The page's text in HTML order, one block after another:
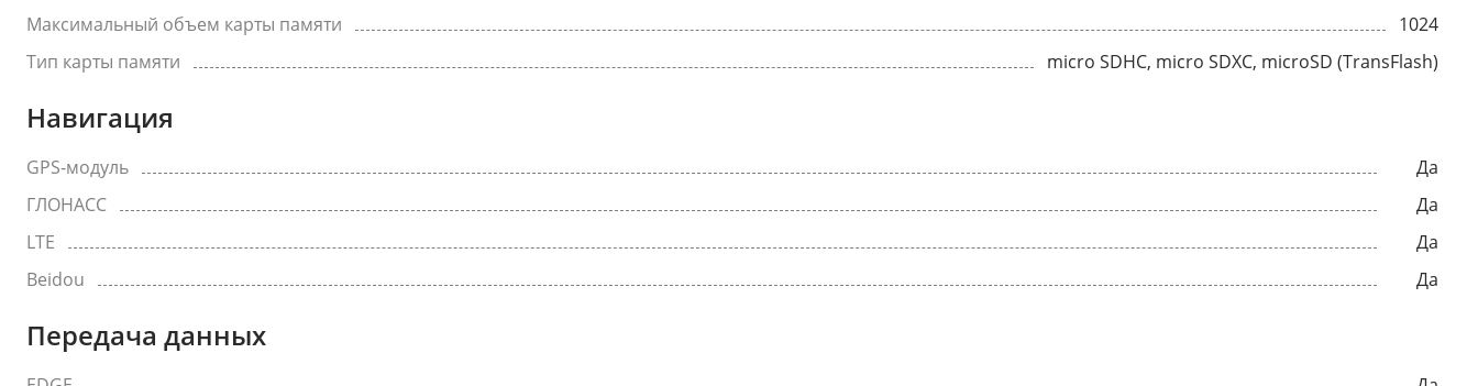
Максимальный объем карты памяти
1024
Тип карты памяти
micro SDHC, micro SDXC, microSD (TransFlash)
Навигация
GPS-модуль
Да
ГЛОНАСС
Да
LTE
Да
Beidou
Да
Передача данных